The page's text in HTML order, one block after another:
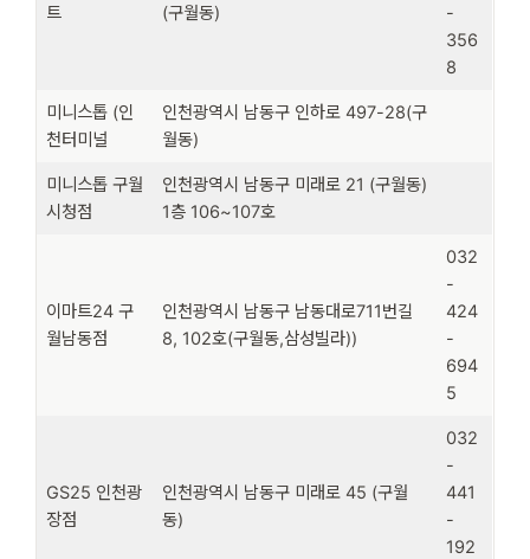
트
(구월동)
-
356
8
미니스톱 (인
천터미널
인천광역시 남동구 인하로 497-28(구
월동)
미니스톱 구월
시청점
인천광역시 남동구 미래로 21 (구월동)
1층 106~107호
이마트24 구
월남동점
인천광역시 남동구 남동대로711번길
8, 102호(구월동,삼성빌라))
032
-
424
-
694
5
GS25 인천광
장점
인천광역시 남동구 미래로 45 (구월
동)
032
-
441
-
192